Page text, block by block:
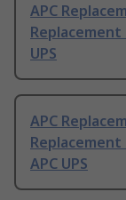
APC
UPS
APC
APC UPS